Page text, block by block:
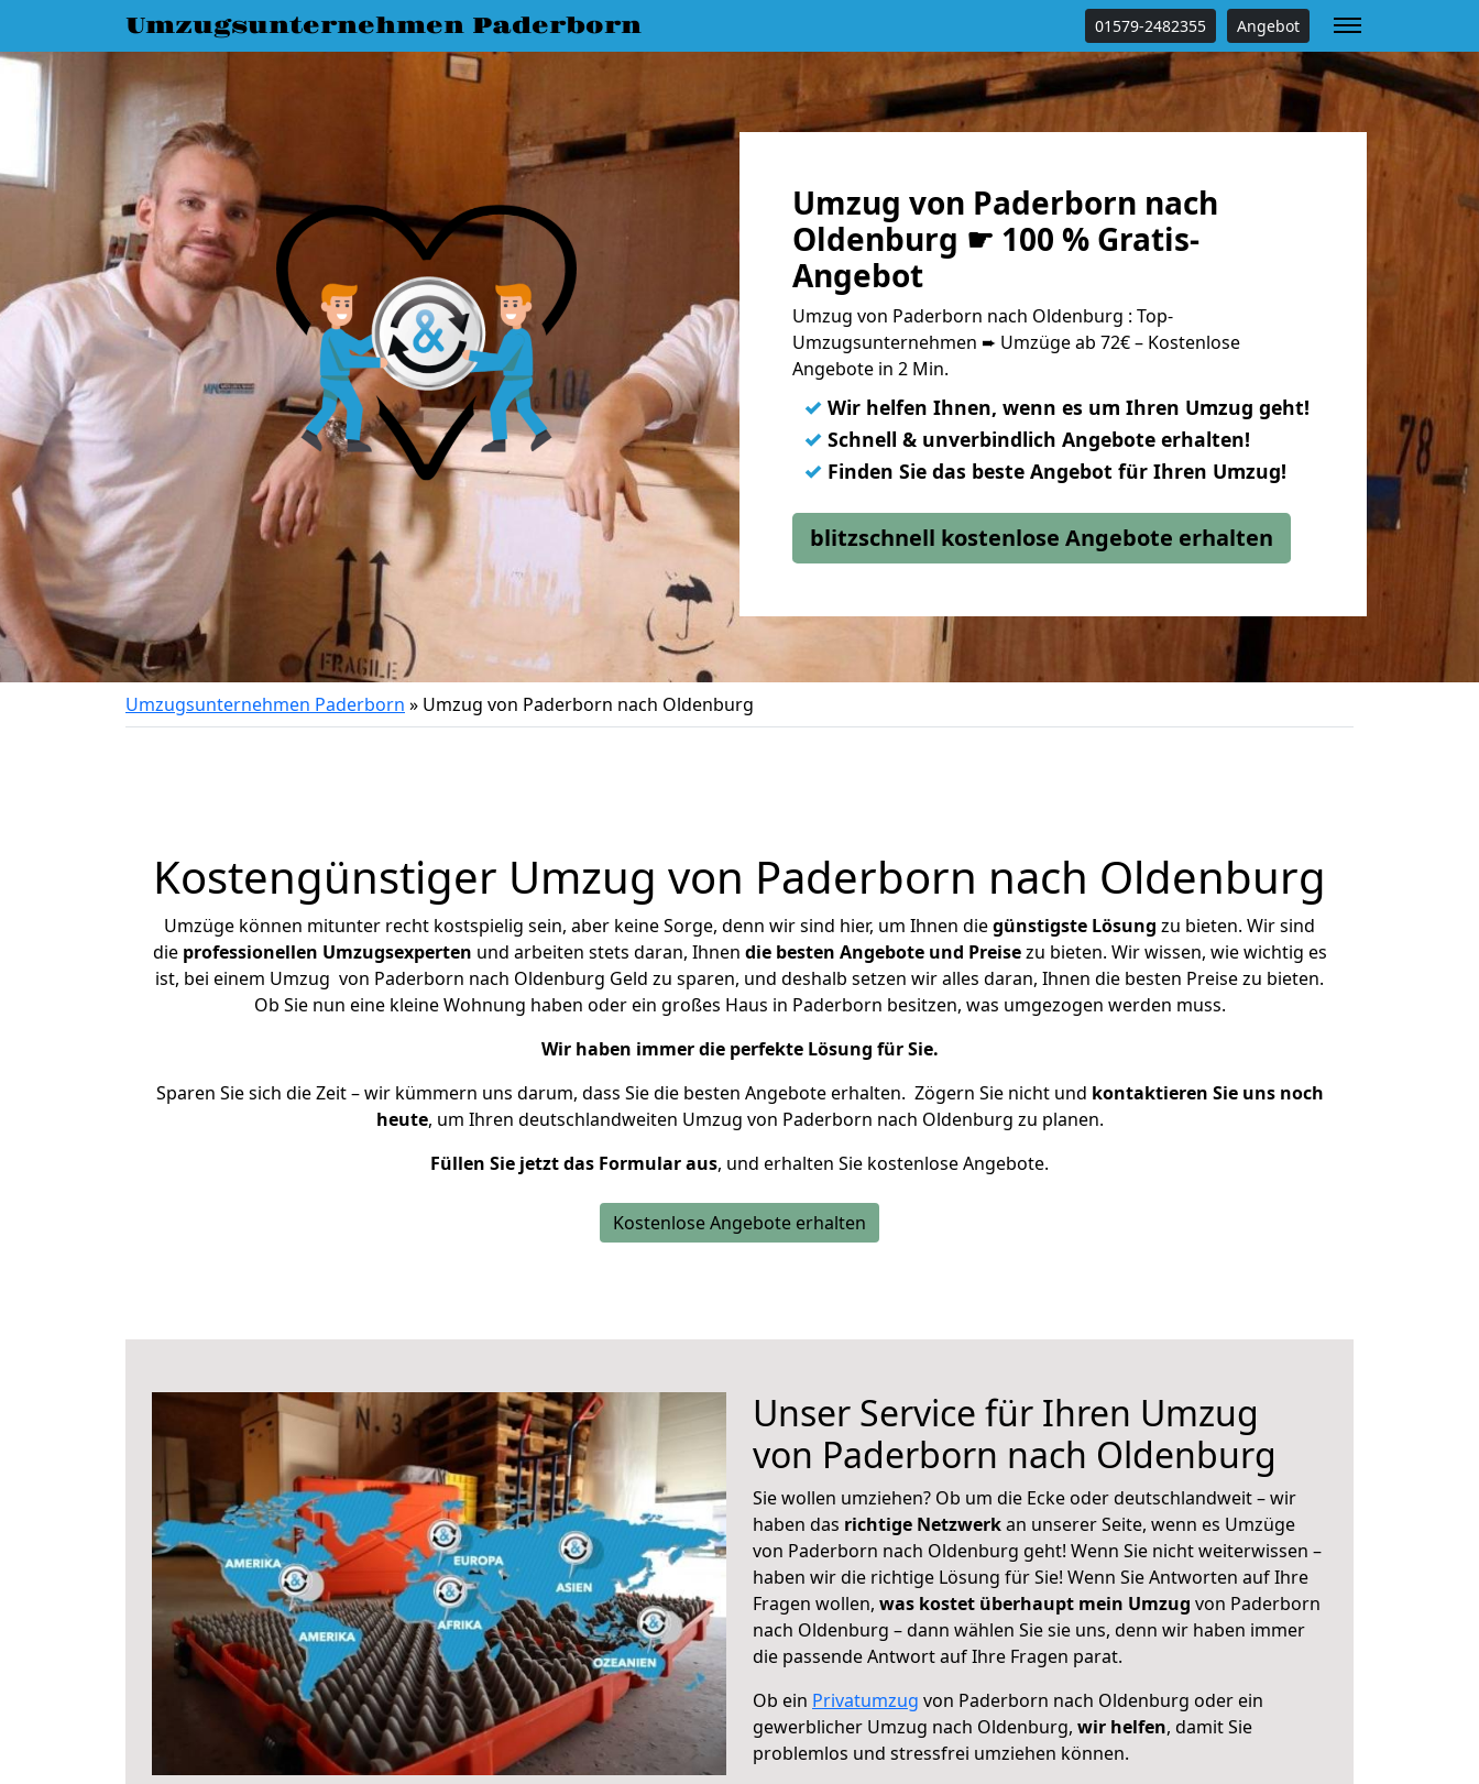
Umzugsunternehmen Paderborn 01579-2482355 Angebot
Umzug von Paderborn nach
Oldenburg ☛ 100 % Gratis-
Angebot
Umzug von Paderborn nach Oldenburg : Top-
Umzugsunternehmen ➨ Umzüge ab 72€ – Kostenlose
Angebote in 2 Min.
✓ Wir helfen Ihnen, wenn es um Ihren Umzug geht!
✓ Schnell & unverbindlich Angebote erhalten!
✓ Finden Sie das beste Angebot für Ihren Umzug!
blitzschnell kostenlose Angebote erhalten
Umzugsunternehmen Paderborn » Umzug von Paderborn nach Oldenburg
Kostengünstiger Umzug von Paderborn nach Oldenburg
Umzüge können mitunter recht kostspielig sein, aber keine Sorge, denn wir sind hier, um Ihnen diegünstigste Lösung zu bieten. Wir sind
die professionellen Umzugsexperten und arbeiten stets daran, Ihnen die besten Angebote und Preisezu bieten. Wir wissen, wie wichtig es
ist, bei einem Umzug von Paderborn nach Oldenburg Geld zu sparen, und deshalb setzen wir alles daran, Ihnen die besten Preise zu bieten.
Ob Sie nun eine kleine Wohnung haben oder ein großes Haus in Paderborn besitzen, was umgezogen werden muss.
Wir haben immer die perfekte Lösung für Sie.
Sparen Sie sich die Zeit – wir kümmern uns darum, dass Sie die besten Angebote erhalten. Zögern Sie nicht und kontaktieren Sie uns noch
heute, um Ihren deutschlandweiten Umzug von Paderborn nach Oldenburg zu planen.
Füllen Sie jetzt das Formular aus, und erhalten Sie kostenlose Angebote.
Kostenlose Angebote erhalten
Unser Service für Ihren Umzug
von Paderborn nach Oldenburg
Sie wollen umziehen? Ob um die Ecke oder deutschlandweit – wir
haben das richtige Netzwerkan unserer Seite, wenn es Umzüge
von Paderborn nach Oldenburg geht! Wenn Sie nicht weiterwissen –
haben wir die richtige Lösung für Sie! Wenn Sie Antworten auf Ihre
Fragen wollen, was kostet überhaupt mein Umzug von Paderborn
nach Oldenburg – dann wählen Sie sie uns, denn wir haben immer
die passende Antwort auf Ihre Fragen parat.
Ob ein Privatumzug von Paderborn nach Oldenburg oder ein
gewerblicher Umzug nach Oldenburg, wir helfen, damit Sie
problemlos und stressfrei umziehen können.